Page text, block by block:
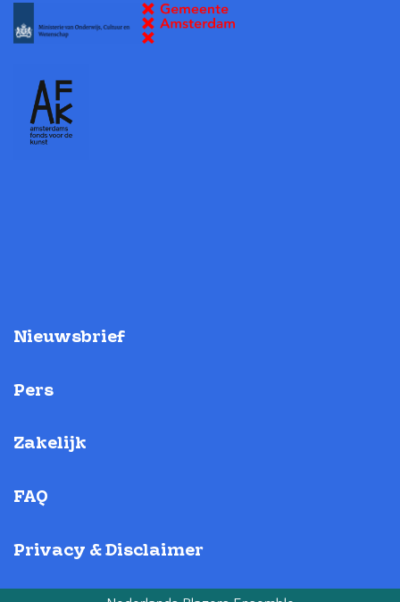
Nieuwsbrief
Pers
Zakelijk
FAQ
Privacy & Disclaimer